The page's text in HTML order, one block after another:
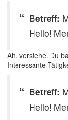
Betreff:
Hello!
Ah, verstehe. Du
Interessante
Betreff:
Hello!